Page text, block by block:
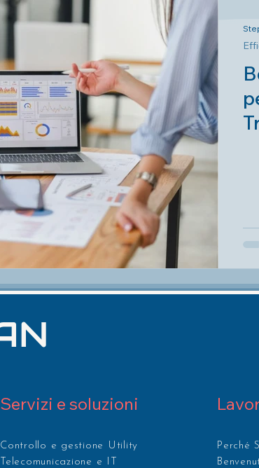
Servizi e soluzioni
Controllo e gestione Utility
Telecomunicazione e IT
Perché